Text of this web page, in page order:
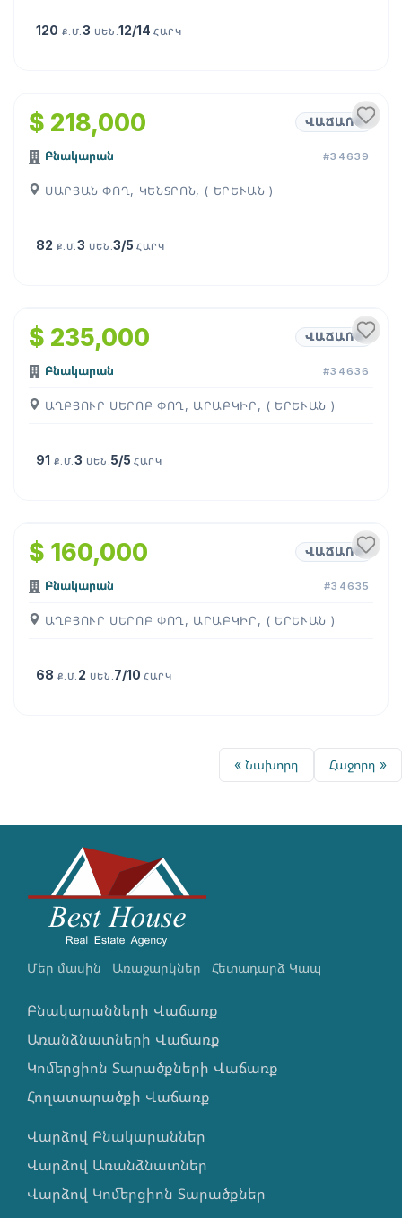
120 Ք.Մ.3 ՍԵՆ.12/14ՀԱՐԿ
$ 218,000 ՎԱՃԱՌՔ
Բնակարան #34639
ՍԱՐՅԱՆ ՓՈՂ, ԿԵՆՏՐՈՆ, ( ԵՐԵՒԱՆ )
82 Ք.Մ.3 ՍԵՆ.3/5ՀԱՐԿ
$ 235,000 ՎԱՃԱՌՔ
Բնակարան #34636
ԱՂԲՅՈՒՐ ՍԵՐՈԲ ՓՈՂ, ԱՐԱԲԿԻՐ, ( ԵՐԵՒԱՆ )
91 Ք.Մ.3 ՍԵՆ. 5/5ՀԱՐԿ
$ 160,000 ՎԱՃԱՌՔ
Բնակարան #34635
ԱՂԲՅՈՒՐ ՍԵՐՈԲ ՓՈՂ, ԱՐԱԲԿԻՐ, ( ԵՐԵՒԱՆ )
68 Ք.Մ. 2 ՍԵՆ. 7/10ՀԱՐԿ
« Նախորդ Հաջորդ »
Մեր մասին Առաջարկներ Հետադարձ Կապ
Բնակարանների Վաճառք
Առանձնատների Վաճառք
Կոմերցիոն Տարածքների Վաճառք
Հողատարածքի Վաճառք
Վարձով Բնակարաններ
Վարձով Առանձնատներ
Վարձով Կոմերցիոն Տարածքներ